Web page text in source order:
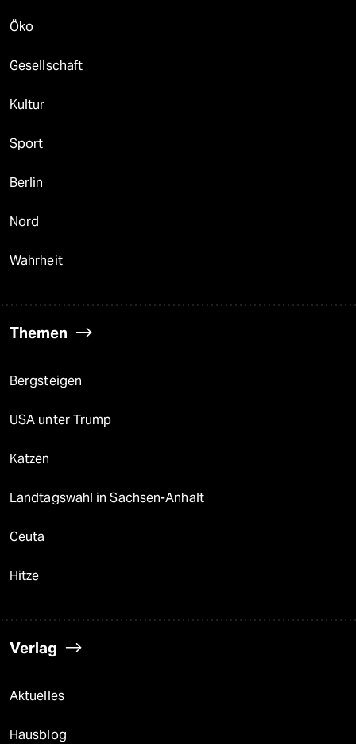
Öko
Gesellschaft
Kultur
Sport
Berlin
Nord
Wahrheit
Themen
Bergsteigen
USA unter Trump
Katzen
Landtagswahl in Sachsen-Anhalt
Ceuta
Hitze
Verlag
Aktuelles
Hausblog